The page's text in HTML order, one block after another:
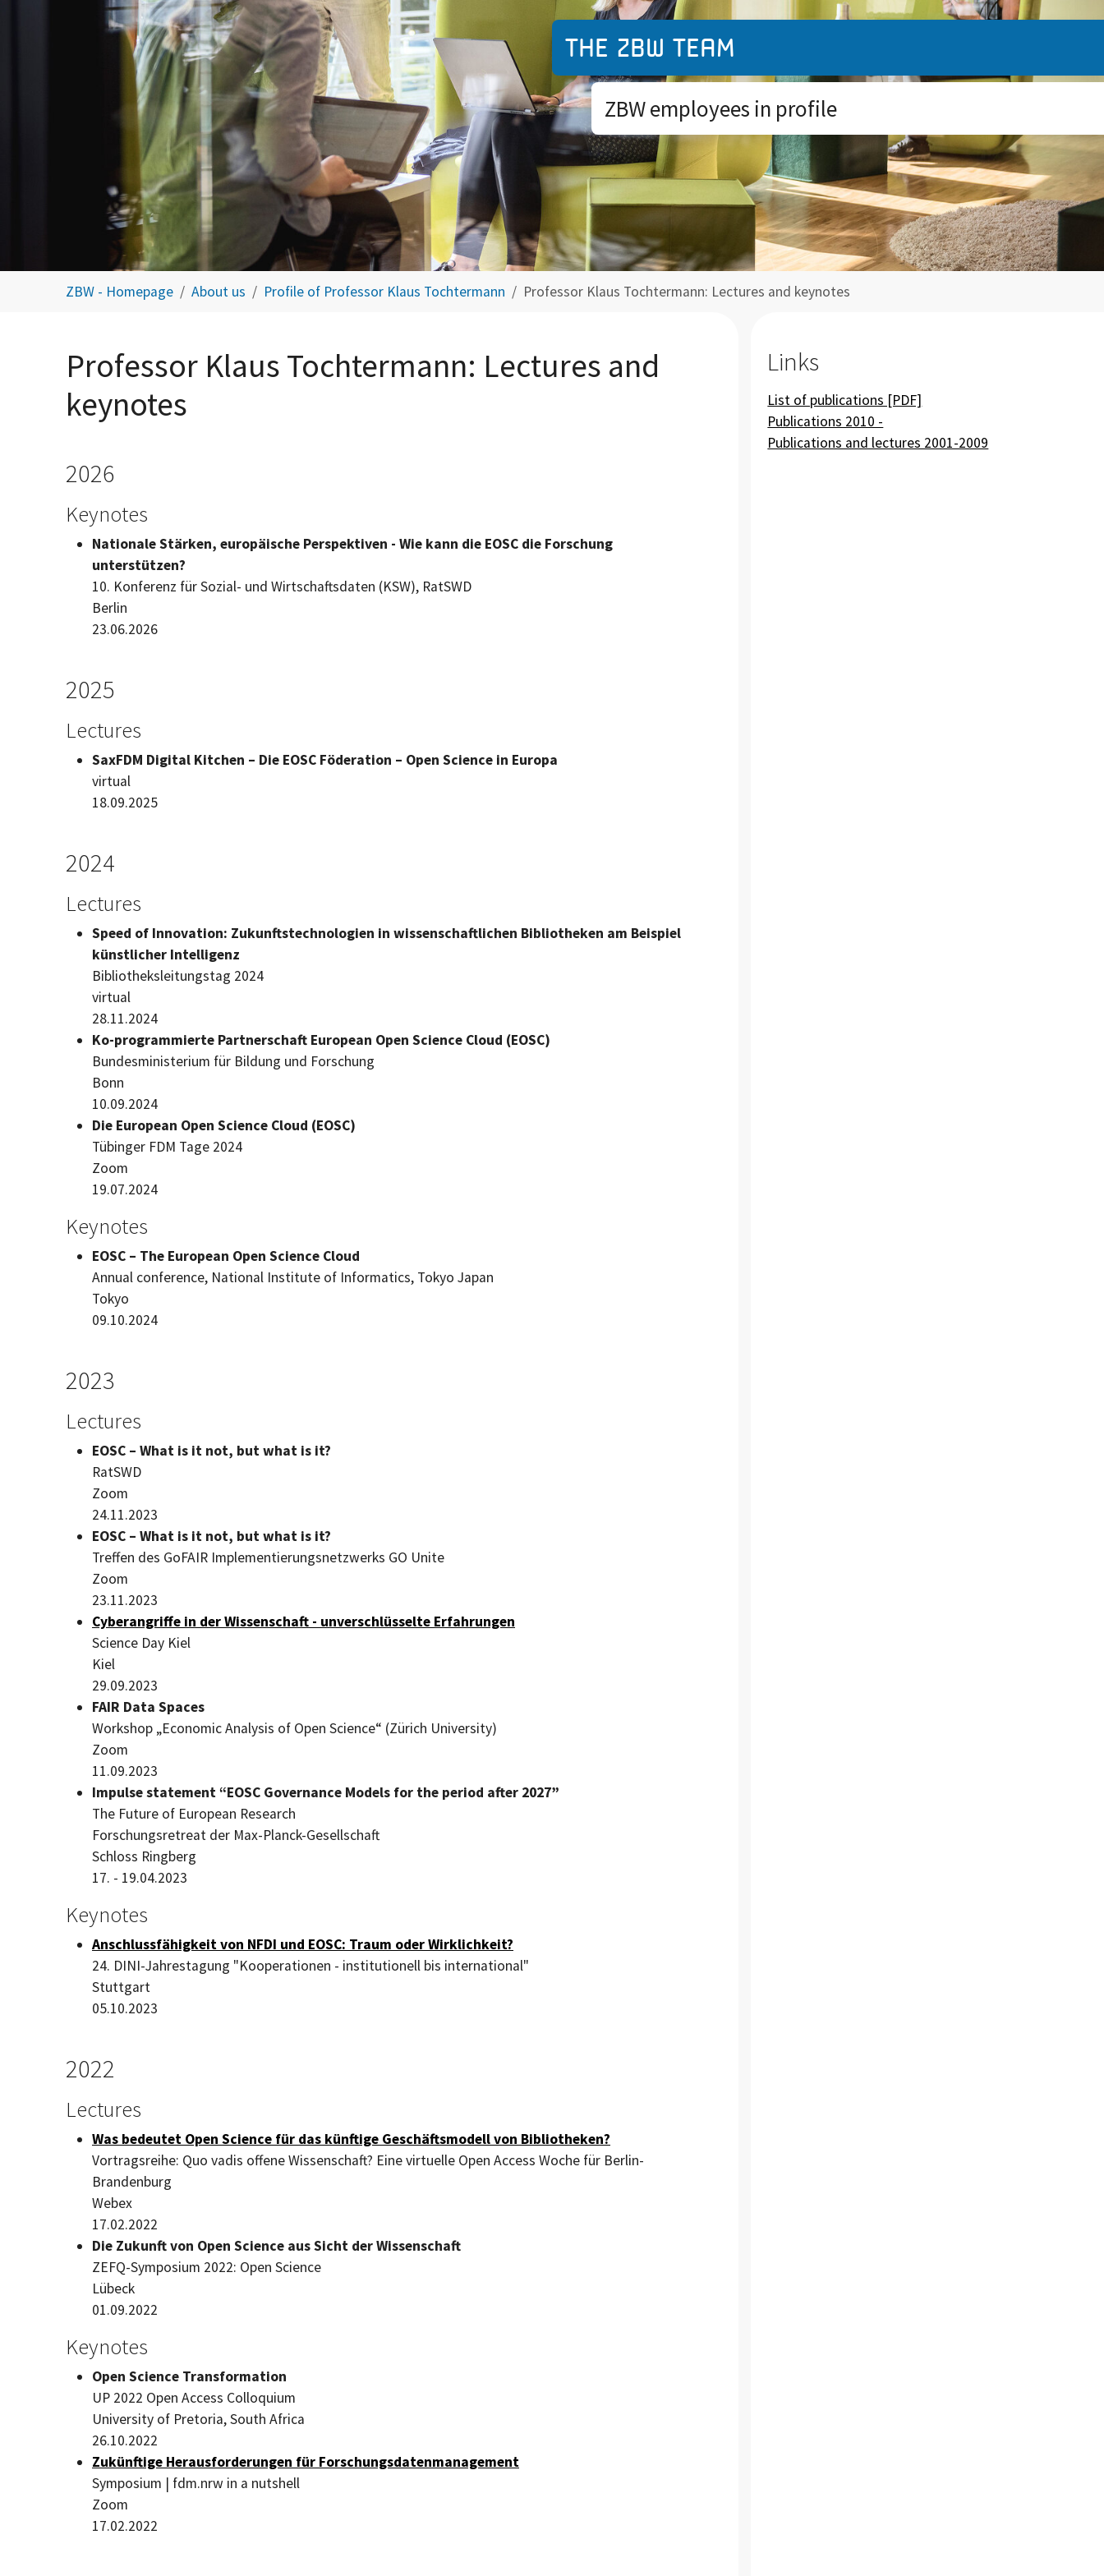
The ZBW team
ZBW employees in profile
ZBW - Homepage About us Profile of Professor Klaus Tochtermann Professor Klaus Tochtermann: Lectures and keynotes
Professor Klaus Tochtermann: Lectures and
keynotes
2026
Keynotes
Nationale Stärken, europäische Perspektiven - Wie kann die EOSC die Forschung
unterstützen?
10. Konferenz für Sozial- und Wirtschaftsdaten (KSW), RatSWD
Berlin
23.06.2026
2025
Lectures
SaxFDM Digital Kitchen – Die EOSC Föderation – Open Science in Europa
virtual
18.09.2025
2024
Lectures
Speed of Innovation: Zukunftstechnologien in wissenschaftlichen Bibliotheken am Beispiel
künstlicher Intelligenz
Bibliotheksleitungstag 2024
virtual
28.11.2024
Ko-programmierte Partnerschaft European Open Science Cloud (EOSC)
Bundesministerium für Bildung und Forschung
Bonn
10.09.2024
Die European Open Science Cloud (EOSC)
Tübinger FDM Tage 2024
Zoom
19.07.2024
Keynotes
EOSC – The European Open Science Cloud
Annual conference, National Institute of Informatics, Tokyo Japan
Tokyo
09.10.2024
2023
Lectures
EOSC – What is it not, but what is it?
RatSWD
Zoom
24.11.2023
EOSC – What is it not, but what is it?
Treffen des GoFAIR Implementierungsnetzwerks GO Unite
Zoom
23.11.2023
Cyberangriffe in der Wissenschaft - unverschlüsselte Erfahrungen
Science Day Kiel
Kiel
29.09.2023
FAIR Data Spaces
Workshop „Economic Analysis of Open Science“ (Zürich University)
Zoom
11.09.2023
Impulse statement “EOSC Governance Models for the period after 2027”
The Future of European Research
Forschungsretreat der Max-Planck-Gesellschaft
Schloss Ringberg
17. - 19.04.2023
Keynotes
Anschlussfähigkeit von NFDI und EOSC: Traum oder Wirklichkeit?
24. DINI-Jahrestagung "Kooperationen - institutionell bis international"
Stuttgart
05.10.2023
2022
Lectures
Was bedeutet Open Science für das künftige Geschäftsmodell von Bibliotheken?
Vortragsreihe: Quo vadis offene Wissenschaft? Eine virtuelle Open Access Woche für Berlin-
Brandenburg
Webex
17.02.2022
Die Zukunft von Open Science aus Sicht der Wissenschaft
ZEFQ-Symposium 2022: Open Science
Lübeck
01.09.2022
Keynotes
Open Science Transformation
UP 2022 Open Access Colloquium
University of Pretoria, South Africa
26.10.2022
Zukünftige Herausforderungen für Forschungsdatenmanagement
Symposium | fdm.nrw in a nutshell
Zoom
17.02.2022
Links
List of publications [PDF]
Publications 2010 -
Publications and lectures 2001-2009